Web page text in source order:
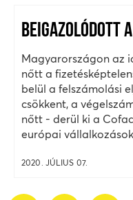
BEIGAZOLÓDOTT
Magyarországon az
nőtt a
belül a felszámolási
csökkent, a
nőtt - derül ki a
európai vállalkozások
2020. JÚLIUS 07.